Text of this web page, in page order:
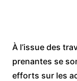
À l’issue des
prenantes se
efforts sur les